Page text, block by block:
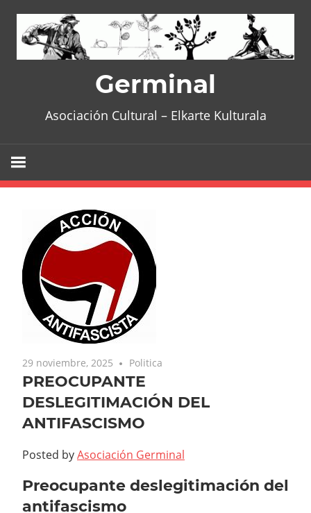
content
Germinal
Asociación Cultural – Elkarte Kulturala
29 noviembre, 2025 Politica
PREOCUPANTE
DESLEGITIMACIÓN DEL
ANTIFASCISMO
Posted byAsociación Germinal
Preocupante deslegitimación del
antifascismo